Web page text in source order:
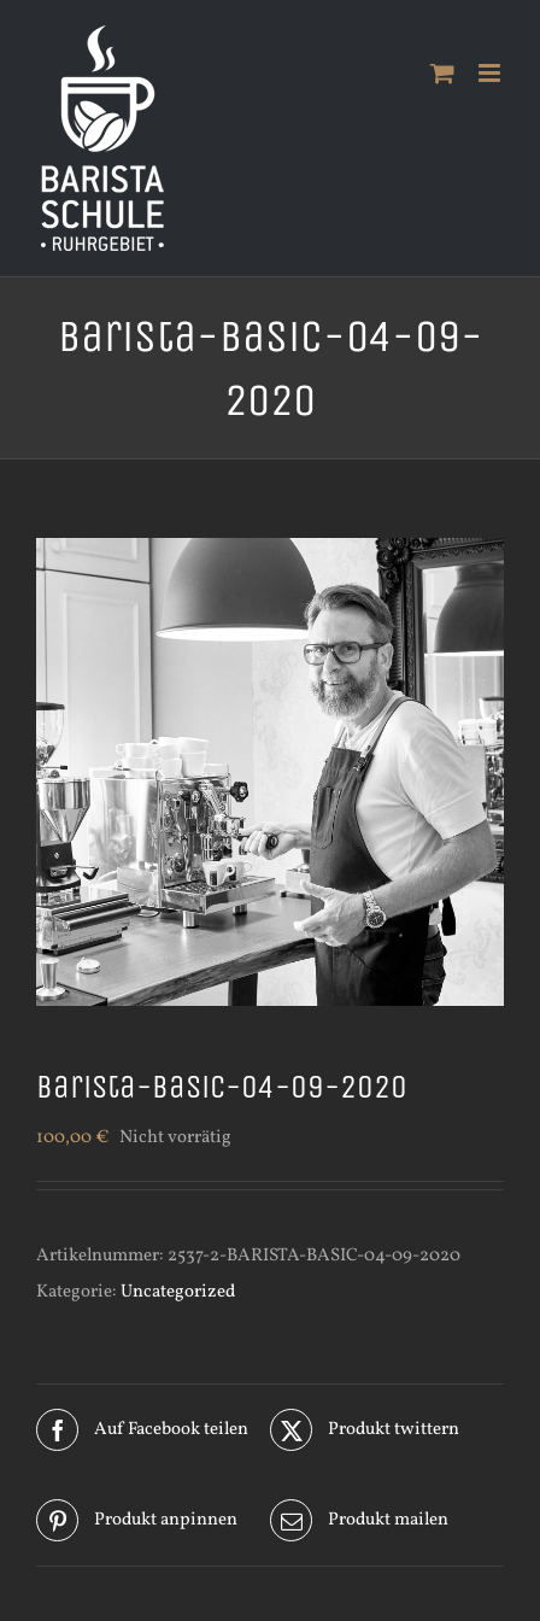
springen
Barista-Basic-04-09-
2020
Barista-Basic-04-09-2020
100,00€ Nicht vorrätig
Artikelnummer: 2537-2-BARISTA-BASIC-04-09-2020
Kategorie:Uncategorized
Auf Facebook teilen Produkt twittern
Produkt anpinnen Produkt mailen